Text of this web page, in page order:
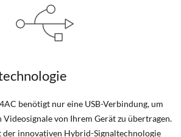
benötigt nur eine USB-Verbindung, um
Videosignale von Ihrem Gerät zu übertragen.
innovativen Hybrid-Signaltechnologie